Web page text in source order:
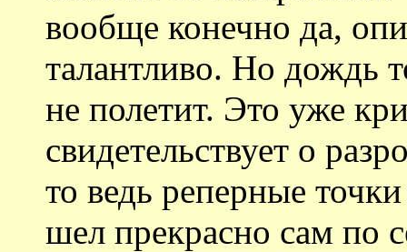
вообще конечно да,
талантливо. Но дождь
не полетит. Это уже
свидетельствует о
то ведь реперные
шел прекрасно сам по